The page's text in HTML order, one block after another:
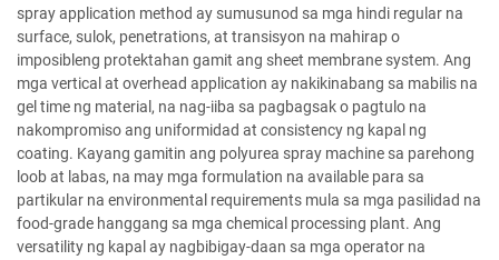
spray application method ay sumusunod sa mga hindi regular na
surface, sulok, penetrations, at transisyon na mahirap o
imposibleng protektahan gamit ang sheet membrane system. Ang
mga vertical at overhead application ay nakikinabang sa mabilis na
gel time ng material, na nag-iiba sa pagbagsak o pagtulo na
nakompromiso ang uniformidad at consistency ng kapal ng
coating. Kayang gamitin ang polyurea spray machine sa parehong
loob at labas, na may mga formulation na available para sa
partikular na environmental requirements mula sa mga pasilidad na
food-grade hanggang sa mga chemical processing plant. Ang
versatility ng kapal ay nagbibigay-daan sa mga operator na